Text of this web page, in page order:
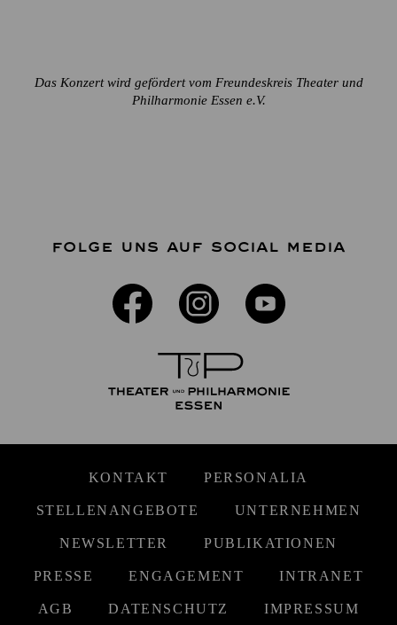
Das Konzert wird gefördert vom Freundeskreis Theater und
Philharmonie Essen e.V.
FOLGE UNS AUF SOCIAL MEDIA
KONTAKT PERSONALIA
STELLENANGEBOTE UNTERNEHMEN
NEWSLETTER PUBLIKATIONEN
PRESSE ENGAGEMENT INTRANET
AGB DATENSCHUTZ IMPRESSUM